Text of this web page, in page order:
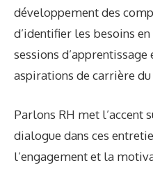
développement des
d’identifier les besoins
sessions
aspirations de carrière
Parlons RH met l’accent
dialogue dans ces
l’engagement et la